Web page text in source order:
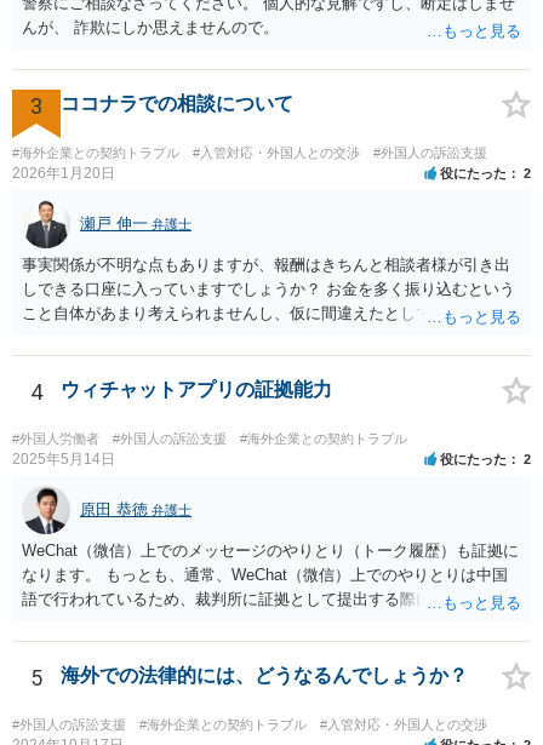
んが、 詐欺にしか思えませんので。
3 ココナラでの相談について
#海外企業との契約トラブル #入管対応・外国人との交渉 #外国人の訴訟支援
2026年1月20日 役にたった 2
瀬戸 伸一 弁護士
事実関係が不明な点もありますが、報酬はきちんと相談者様が引き出
しできる口座に入っていますでしょうか？ お金を多く振り込むという
こと自体があまり考えられませんし、仮に間違えたとしても、海外の
で、paypayを使うというのは、話として怪しい感じがします。 絶対に
損のないように行動されるとよいと思われます。
4 ウィチャットアプリの証拠能力
#外国人労働者 #外国人の訴訟支援 #海外企業との契約トラブル
2025年5月14日 役にたった 2
原田 恭徳 弁護士
WeChat（微信）上でのメッセージのやりとり（トーク履歴）も証拠に
なります。 もっとも、通常、WeChat（微信）上でのやりとりは中国
語で行われているため、裁判所に証拠として提出する際には日本語の
5 海外での法律的には、どうなるんでしょうか？
#外国人の訴訟支援 #海外企業との契約トラブル #入管対応・外国人との交渉